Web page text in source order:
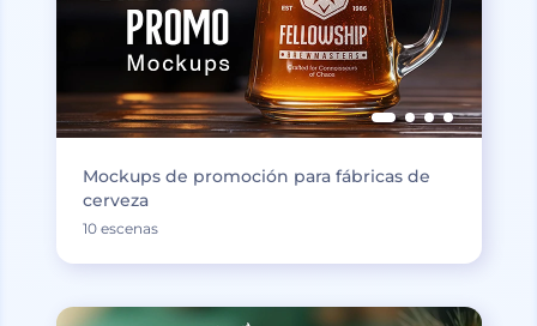
Mockups de promoción para fábricas de
cerveza
10 escenas